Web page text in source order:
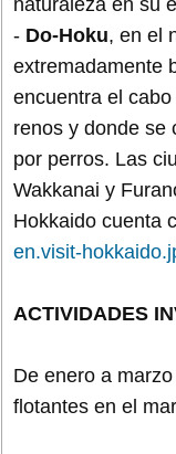
naturaleza en su
- Do-Hoku, en el
extremadamente
encuentra el
renos y donde se
por perros. Las
Wakkanai y
Hokkaido cuenta
en.visit-
ACTIVIDADES
De enero a
flotantes en el